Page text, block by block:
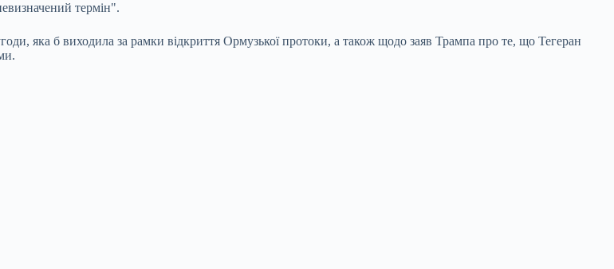
термін".
яка б виходила за рамки відкриття Ормузької протоки, а також щодо заяв Трампа про те, що Тегеран